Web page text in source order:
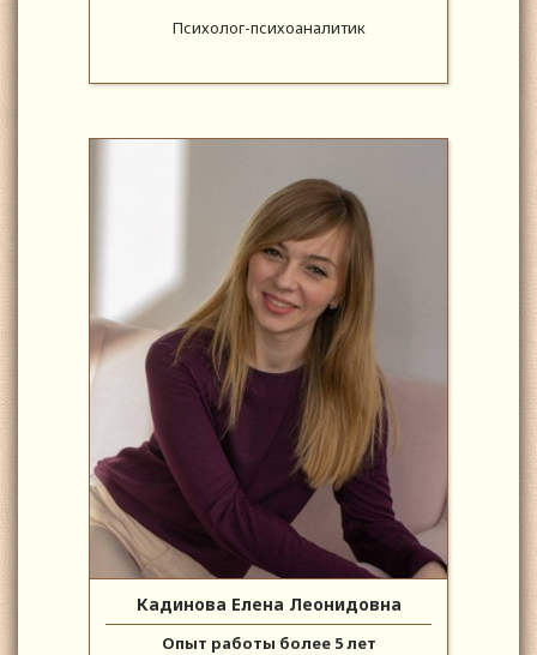
Психолог-психоаналитик
Кадинова Елена Леонидовна
Опыт работы более 5 лет